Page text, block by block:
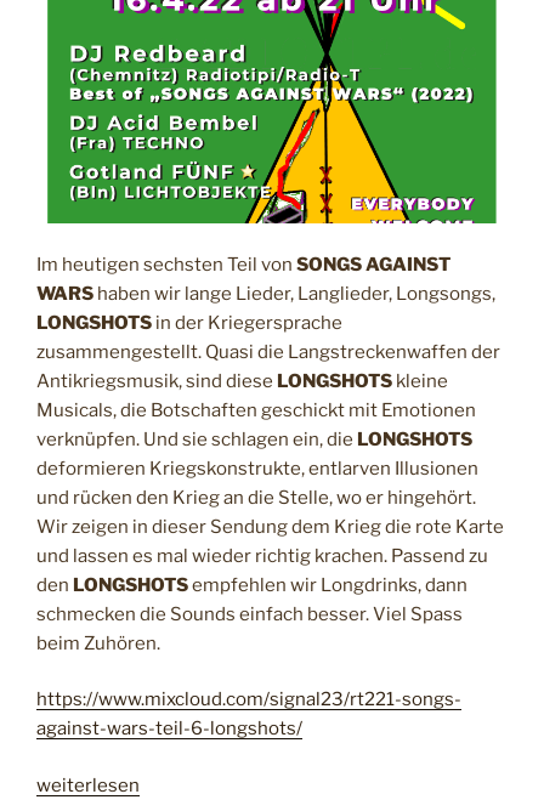
r
s
,
t
e
i
l
7
:
w
a
l
l
s
Im heutigen sechsten Teil von SONGS AGAINST
WARS haben wir lange Lieder, Langlieder, Longsongs,
LONGSHOTS in der Kriegersprache
zusammengestellt. Quasi die Langstreckenwaffen der
Antikriegsmusik, sind diese LONGSHOTS kleine
Musicals, die Botschaften geschickt mit Emotionen
verknüpfen. Und sie schlagen ein, die LONGSHOTS
deformieren Kriegskonstrukte, entlarven Illusionen
und rücken den Krieg an die Stelle, wo er hingehört.
Wir zeigen in dieser Sendung dem Krieg die rote Karte
und lassen es mal wieder richtig krachen. Passend zu
den LONGSHOTSempfehlen wir Longdrinks, dann
schmecken die Sounds einfach besser. Viel Spass
beim Zuhören.
https://www.mixcloud.com/signal23/rt221-songs-
against-wars-teil-6-longshots/
„
weiterlesen